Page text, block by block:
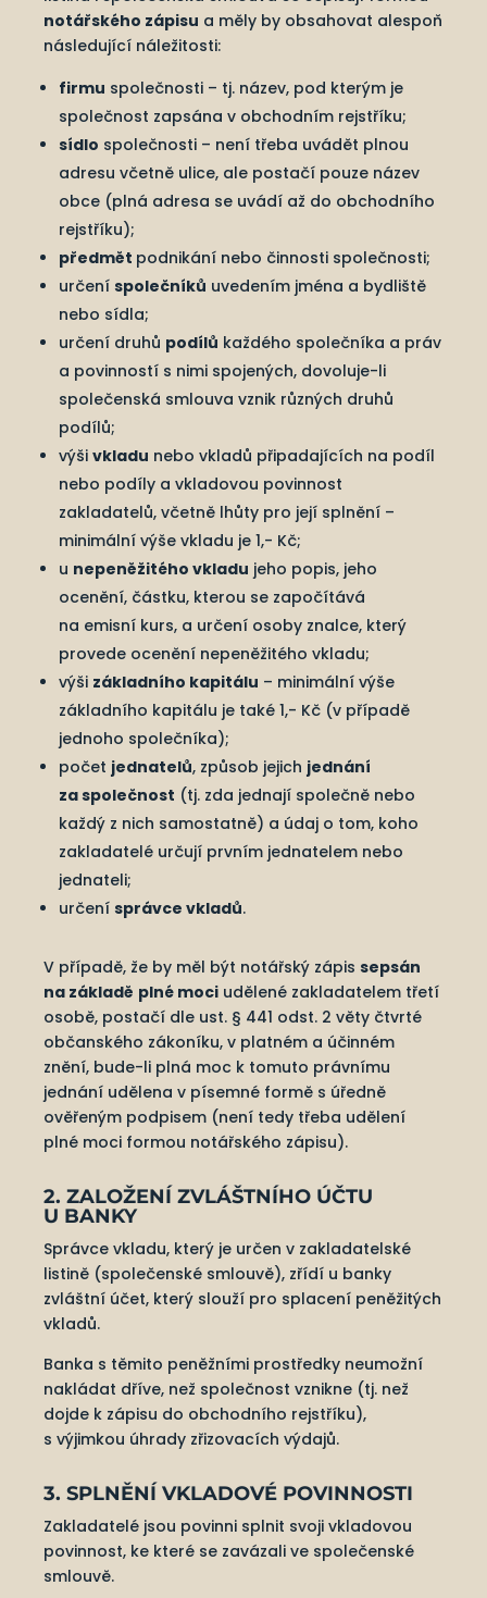
notářského zápisu a měly by obsahovat alespoň
následující náležitosti:
firmu společnosti – tj. název, pod kterým je
společnost zapsána v obchodním rejstříku;
sídlo společnosti – není třeba uvádět plnou
adresu včetně ulice, ale postačí pouze název
obce (plná adresa se uvádí až do obchodního
rejstříku);
předmět podnikání nebo činnosti společnosti;
určeníspolečníků uvedením jména a bydliště
nebo sídla;
určení druhů podílů každého společníka a práv
a povinností s nimi spojených, dovoluje-li
společenská smlouva vznik různých druhů
podílů;
výšivkladu nebo vkladů připadajících na podíl
nebo podíly a vkladovou povinnost
zakladatelů, včetně lhůty pro její splnění –
minimální výše vkladu je 1,- Kč;
u nepeněžitého vkladu jeho popis, jeho
ocenění, částku, kterou se započítává
na emisní kurs, a určení osoby znalce, který
provede ocenění nepeněžitého vkladu;
výši základního kapitálu – minimální výše
základního kapitálu je také 1,- Kč (v případě
jednoho společníka);
počet jednatelů, způsob jejich jednání
za společnost (tj. zda jednají společně nebo
každý z nich samostatně) a údaj o tom, koho
zakladatelé určují prvním jednatelem nebo
jednateli;
určenísprávce vkladů.
V případě, že by měl být notářský zápissepsán
na základě plné moci udělené zakladatelem třetí
osobě, postačí dle ust. § 441 odst. 2 věty čtvrté
občanského zákoníku, v platném a účinném
znění, bude-li plná moc k tomuto právnímu
jednání udělena v písemné formě s úředně
ověřeným podpisem (není tedy třeba udělení
plné moci formou notářského zápisu).
2. ZALOŽENÍ ZVLÁŠTNÍHO ÚČTU
U BANKY
Správce vkladu, který je určen v zakladatelské
listině (společenské smlouvě), zřídí u banky
zvláštní účet, který slouží pro splacení peněžitých
vkladů.
Banka s těmito peněžními prostředky neumožní
nakládat dříve, než společnost vznikne (tj. než
dojde k zápisu do obchodního rejstříku),
s výjimkou úhrady zřizovacích výdajů.
3. SPLNĚNÍ VKLADOVÉ POVINNOSTI
Zakladatelé jsou povinni splnit svoji vkladovou
povinnost, ke které se zavázali ve společenské
smlouvě.